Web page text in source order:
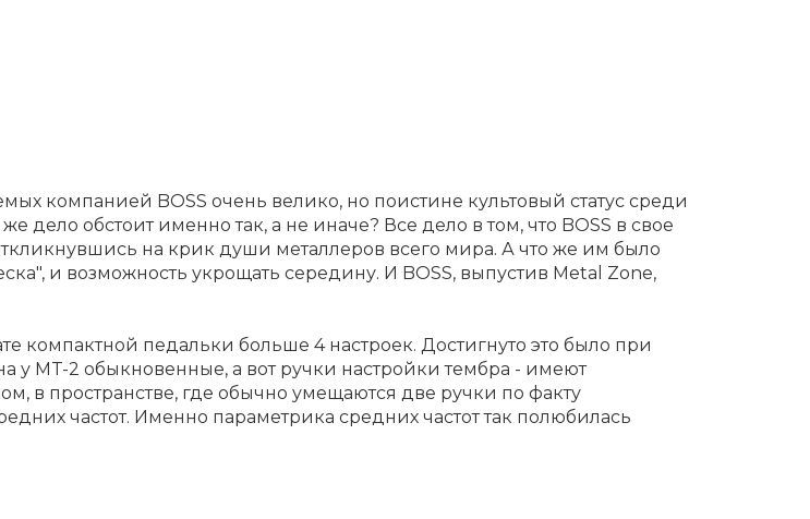
компанией BOSS очень велико, но поистине культовый статус среди
дело обстоит именно так, а не иначе? Все дело в том, что BOSS в свое
на крик души металлеров всего мира. А что же им было
и возможность укрощать середину. И BOSS, выпустив Metal Zone,
компактной педальки больше 4 настроек. Достигнуто это было при
MT-2 обыкновенные, а вот ручки настройки тембра - имеют
в пространстве, где обычно умещаются две ручки по факту
частот. Именно параметрика средних частот так полюбилась